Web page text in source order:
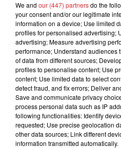
Des vitres
entre...
Incendies
plusieurs
We and our (447) partnersdo the
your consent and/or our legitimate
information on a device; Use limited
profiles for personalised advertising;
advertising; Measure advertising
performance; Understand audiences
of data from different sources;
profiles to personalise content; Use
content; Use limited data to select
detect fraud, and fix errors; Deliver
Save and communicate privacy
process personal data such as IP
following functionalities: Identify
requested; Use precise geolocation
other data sources; Link different
information transmitted automatically.